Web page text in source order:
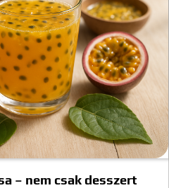
– nem csak desszert